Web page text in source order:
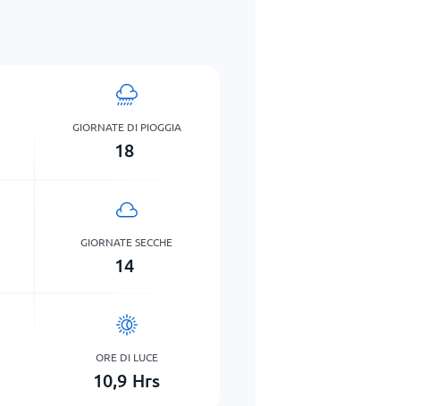
GIORNATE DI PIOGGIA
18
GIORNATE SECCHE
14
ORE DI LUCE
10,9 Hrs